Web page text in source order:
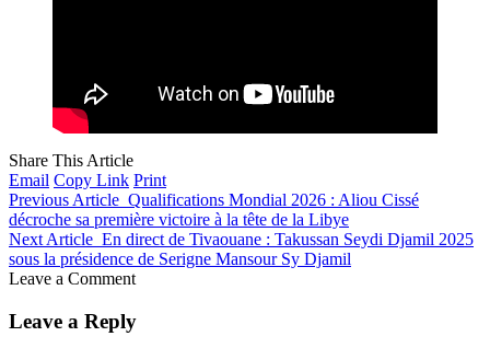
Share This Article
Email Copy Link Print
Previous Article Qualifications Mondial 2026 : Aliou Cissé
décroche sa première victoire à la tête de la Libye
Next Article En direct de Tivaouane : Takussan Seydi Djamil 2025
sous la présidence de Serigne Mansour Sy Djamil
Leave a Comment
Leave a Reply